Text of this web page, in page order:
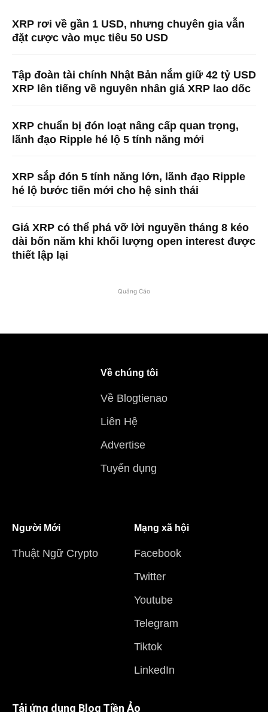
XRP rơi về gần 1 USD, nhưng chuyên gia vẫn
đặt cược vào mục tiêu 50 USD
Tập đoàn tài chính Nhật Bản nắm giữ 42 tỷ USD
XRP lên tiếng về nguyên nhân giá XRP lao dốc
XRP chuẩn bị đón loạt nâng cấp quan trọng,
lãnh đạo Ripple hé lộ 5 tính năng mới
XRP sắp đón 5 tính năng lớn, lãnh đạo Ripple
hé lộ bước tiến mới cho hệ sinh thái
Giá XRP có thể phá vỡ lời nguyền tháng 8 kéo
dài bốn năm khi khối lượng open interest được
thiết lập lại
Quảng Cáo
Về chúng tôi
Về Blogtienao
Liên Hệ
Advertise
Tuyển dụng
Người Mới
Thuật Ngữ Crypto
Mạng xã hội
Facebook
Twitter
Youtube
Telegram
Tiktok
LinkedIn
Tải ứng dụng Blog Tiền Ảo